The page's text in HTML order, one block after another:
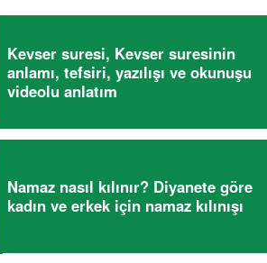
Kevser suresi, Kevser suresinin
anlamı, tefsiri, yazılışı ve okunuşu
videolu anlatım
Namaz nasıl kılınır? Diyanete göre
kadın ve erkek için namaz kılınışı